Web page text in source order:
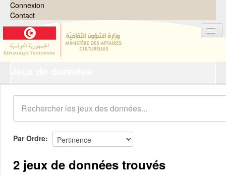
Connexion
Contact
Organisations
Groupes
Demandes 0
À propos
Par Ordre
2 jeux de données trouvés